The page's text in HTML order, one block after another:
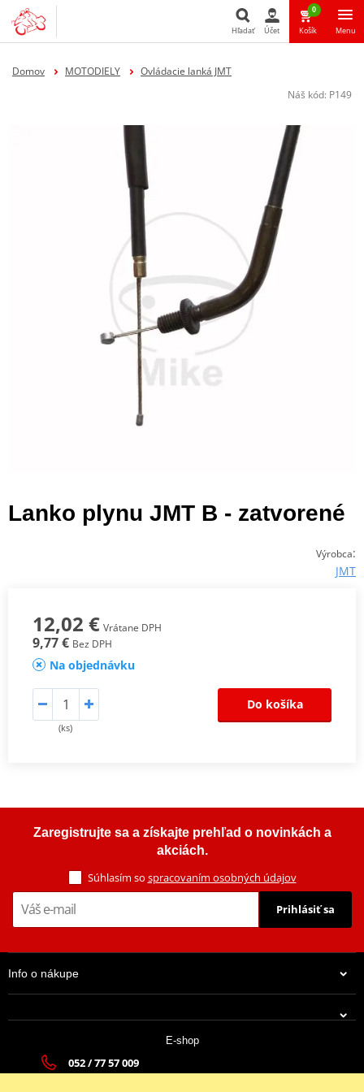
Hľadať Účet
0
Košík Menu
Domov MOTODIELY
Ovládacie lanká JMT
Náš kód: P149
Lanko plynu JMT B - zatvorené
Výrobca:
JMT
12,02 € Vrátane DPH
9,77 € Bez DPH
Na objednávku
(ks)
Do košíka
Zaregistrujte sa a získajte prehľad o novinkách a
akciách.
Súhlasím so spracovaním osobných údajov
Prihlásiť sa
Info o nákupe
E-shop
052 / 77 57 009